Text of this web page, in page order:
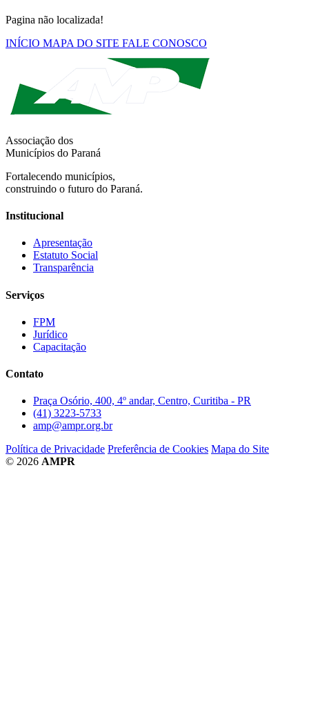
Pagina não localizada!
INÍCIO MAPA DO SITE FALE CONOSCO
Associação dos
Municípios do Paraná
Fortalecendo municípios,
construindo o futuro do Paraná.
Institucional
Apresentação
Estatuto Social
Transparência
Serviços
FPM
Jurídico
Capacitação
Contato
Praça Osório, 400, 4º andar, Centro, Curitiba - PR
(41) 3223-5733
amp@ampr.org.br
Política de Privacidade Preferência de Cookies Mapa do Site
© 2026 AMPR